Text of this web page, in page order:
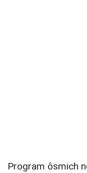
Program ôsmich